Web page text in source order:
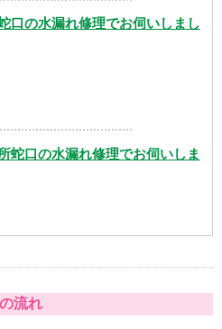
口の水漏れ修理でお伺いしまし
蛇口の水漏れ修理でお伺いしま
流れ